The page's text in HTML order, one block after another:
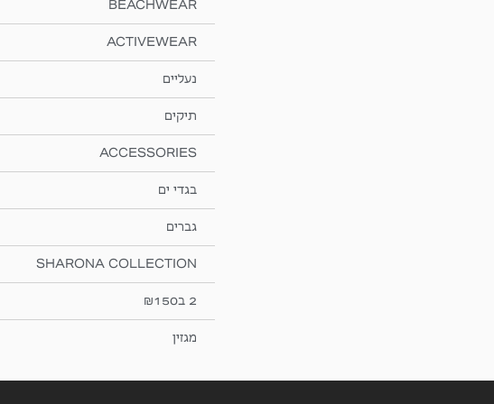
BEACHWEAR
ACTIVEWEAR
נעליים
תיקים
ACCESSORIES
בגדי ים
גברים
SHARONA COLLECTION
2 ב₪150
מגזין